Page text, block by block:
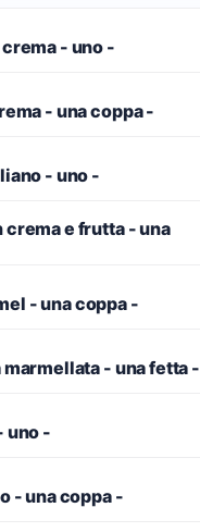
- uno -
- una coppa -
- uno -
crema e frutta - una
- una coppa -
- una fetta -
uno -
- una coppa -